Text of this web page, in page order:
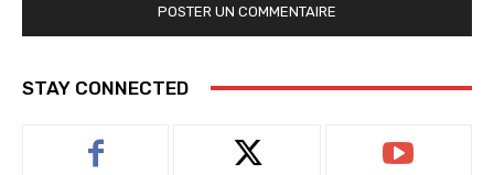
STAY CONNECTED